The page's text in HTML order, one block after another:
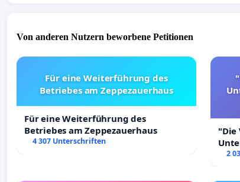
Von anderen Nutzern beworbene Petitionen
Für eine Weiterführung des
Betriebes am Zeppezauerhaus
Für eine Weiterführung des
Betriebes am Zeppezauerhaus
4 307 Unterschriften
"Die
2